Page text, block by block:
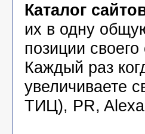
Каталог
их в одну
позиции
Каждый раз
увеличиваете
ТИЦ), PR, Alexa